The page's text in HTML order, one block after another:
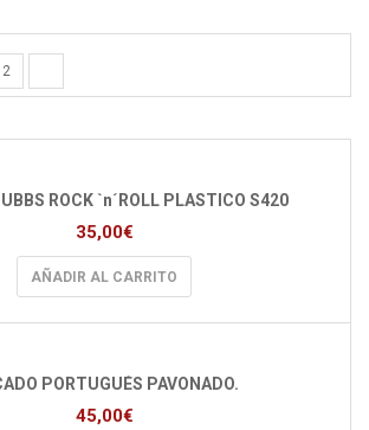
2
ROCK `n´ROLL PLASTICO S420
35,00€
AÑADIR AL CARRITO
PORTUGUÉS PAVONADO.
45,00€